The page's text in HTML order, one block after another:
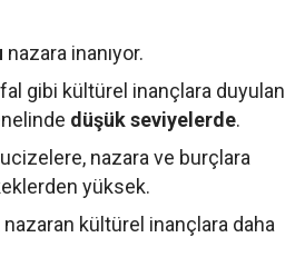
nazara inanıyor.
gibi kültürel inançlara duyulan
düşük seviyelerde.
nazara ve burçlara
yüksek.
nazaran kültürel inançlara daha